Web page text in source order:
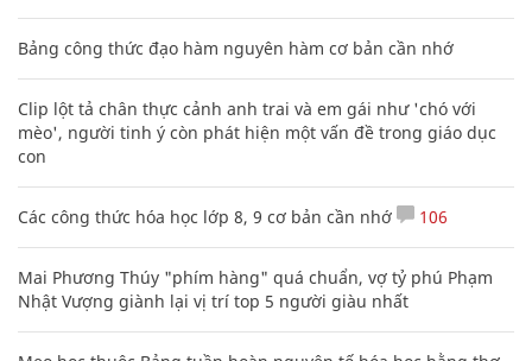
Bảng công thức đạo hàm nguyên hàm cơ bản cần nhớ
Clip lột tả chân thực cảnh anh trai và em gái như 'chó với
mèo', người tinh ý còn phát hiện một vấn đề trong giáo dục
con
Các công thức hóa học lớp 8, 9 cơ bản cần nhớ 106
Mai Phương Thúy "phím hàng" quá chuẩn, vợ tỷ phú Phạm
Nhật Vượng giành lại vị trí top 5 người giàu nhất